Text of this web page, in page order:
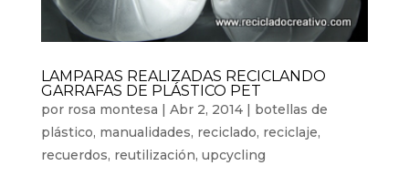
LAMPARAS REALIZADAS RECICLANDO
GARRAFAS DE PLÁSTICO PET
por rosa montesa | Abr 2, 2014| botellas de
plástico, manualidades, reciclado, reciclaje,
recuerdos, reutilización, upcycling